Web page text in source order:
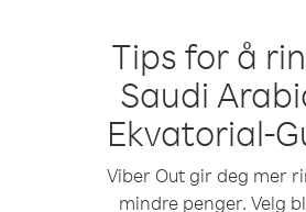
Tips for å
Saudi
Ekvatorial-
Viber Out gir deg mer
mindre penger. Velg